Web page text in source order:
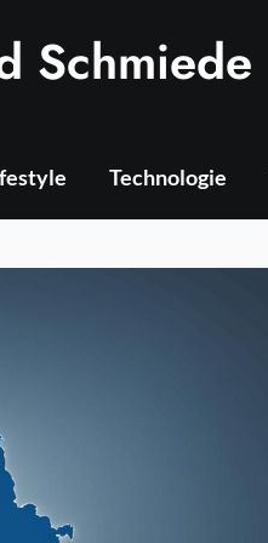
Schmiede
Technologie